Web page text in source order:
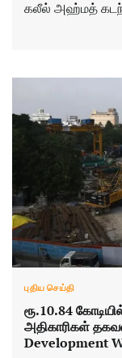
கலீல் அஹ்மத்
புதிய செய்தி
ரூ.10.84
அதிகாரிகள்
Development